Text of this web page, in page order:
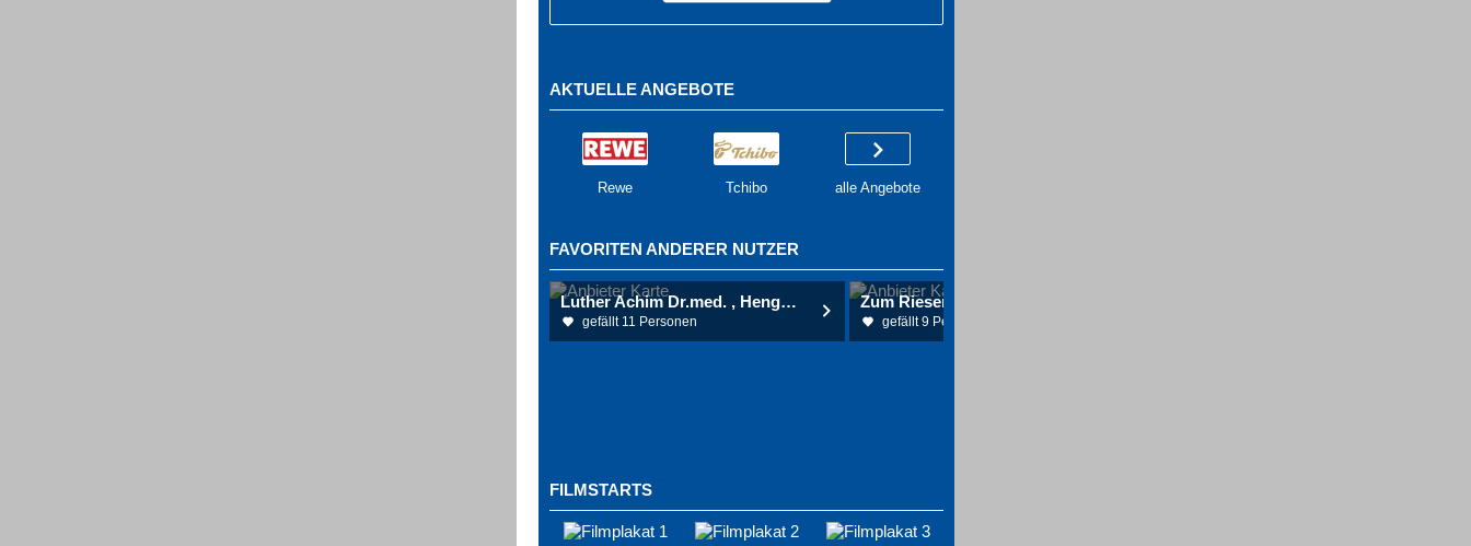
AKTUELLE ANGEBOTE
Rewe Tchibo alle Angebote
FAVORITEN ANDERER NUTZER
Luther Achim Dr.med. , Hengsbach Paul Dr. med. Urologische Gemeinschaftspraxis
gefällt 11 Personen
Zum Riesen Gasthaus
gefällt 9 Personen
FILMSTARTS